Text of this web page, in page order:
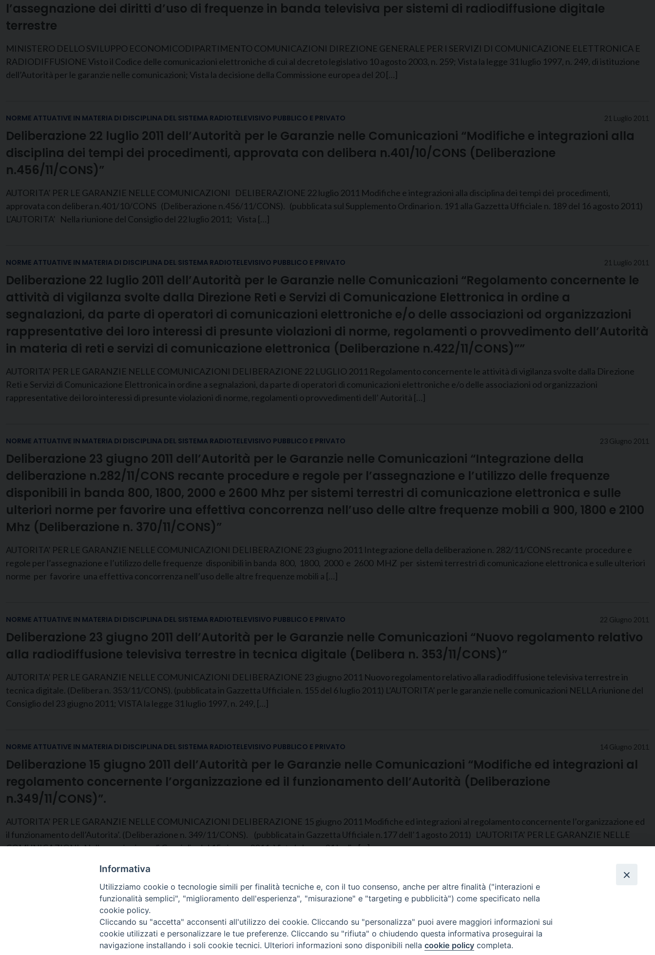
l’assegnazione dei diritti d’uso di frequenze in banda televisiva per sistemi di radiodiffusione digitale
terrestre
MINISTERO DELLO SVILUPPO ECONOMICODIPARTIMENTO COMUNICAZIONI DIREZIONE GENERALE PER I SERVIZI DI COMUNICAZIONE ELETTRONICA E
RADIODIFFUSIONE Visto il Codice delle comunicazioni elettroniche di cui al decreto legislativo 10 agosto 2003, n. 259; Vista la legge 31 luglio 1997, n. 249, di istituzione
dell’Autorità per le garanzie nelle comunicazioni; Vista la decisione della Commissione europea del 20 […]
21 Luglio 2011
NORME ATTUATIVE IN MATERIA DI DISCIPLINA DEL SISTEMA RADIOTELEVISIVO PUBBLICO E PRIVATO
Deliberazione 22 luglio 2011 dell’Autorità per le Garanzie nelle Comunicazioni “Modifiche e integrazioni alla
disciplina dei tempi dei procedimenti, approvata con delibera n.401/10/CONS (Deliberazione
n.456/11/CONS)”
AUTORITA’ PER LE GARANZIE NELLE COMUNICAZIONI DELIBERAZIONE 22 luglio 2011 Modifiche e integrazioni alla disciplina dei tempi dei procedimenti,
approvata con delibera n.401/10/CONS (Deliberazione n.456/11/CONS). (pubblicata sul Supplemento Ordinario n. 191 alla Gazzetta Ufficiale n. 189 del 16 agosto 2011)
L’AUTORITA’ Nella riunione del Consiglio del 22 luglio 2011; Vista […]
21 Luglio 2011
NORME ATTUATIVE IN MATERIA DI DISCIPLINA DEL SISTEMA RADIOTELEVISIVO PUBBLICO E PRIVATO
Deliberazione 22 luglio 2011 dell’Autorità per le Garanzie nelle Comunicazioni “Regolamento concernente le
attività di vigilanza svolte dalla Direzione Reti e Servizi di Comunicazione Elettronica in ordine a
segnalazioni, da parte di operatori di comunicazioni elettroniche e/o delle associazioni od organizzazioni
rappresentative dei loro interessi di presunte violazioni di norme, regolamenti o provvedimento dell’Autorità
in materia di reti e servizi di comunicazione elettronica (Deliberazione n.422/11/CONS)””
AUTORITA’ PER LE GARANZIE NELLE COMUNICAZIONI DELIBERAZIONE 22 LUGLIO 2011 Regolamento concernente le attività di vigilanza svolte dalla Direzione
Reti e Servizi di Comunicazione Elettronica in ordine a segnalazioni, da parte di operatori di comunicazioni elettroniche e/o delle associazioni od organizzazioni
rappresentative dei loro interessi di presunte violazioni di norme, regolamenti o provvedimenti dell’ Autorità […]
23 Giugno 2011
NORME ATTUATIVE IN MATERIA DI DISCIPLINA DEL SISTEMA RADIOTELEVISIVO PUBBLICO E PRIVATO
Deliberazione 23 giugno 2011 dell’Autorità per le Garanzie nelle Comunicazioni “Integrazione della
deliberazione n.282/11/CONS recante procedure e regole per l’assegnazione e l’utilizzo delle frequenze
disponibili in banda 800, 1800, 2000 e 2600 Mhz per sistemi terrestri di comunicazione elettronica e sulle
ulteriori norme per favorire una effettiva concorrenza nell’uso delle altre frequenze mobili a 900, 1800 e 2100
Mhz (Deliberazione n. 370/11/CONS)”
AUTORITA’ PER LE GARANZIE NELLE COMUNICAZIONI DELIBERAZIONE 23 giugno 2011 Integrazione della deliberazione n. 282/11/CONS recante procedure e
regole per l’assegnazione e l’utilizzo delle frequenze disponibili in banda 800, 1800, 2000 e 2600 MHZ per sistemi terrestri di comunicazione elettronica e sulle ulteriori
norme per favorire una effettiva concorrenza nell’uso delle altre frequenze mobili a […]
22 Giugno 2011
NORME ATTUATIVE IN MATERIA DI DISCIPLINA DEL SISTEMA RADIOTELEVISIVO PUBBLICO E PRIVATO
Deliberazione 23 giugno 2011 dell’Autorità per le Garanzie nelle Comunicazioni “Nuovo regolamento relativo
alla radiodiffusione televisiva terrestre in tecnica digitale (Delibera n. 353/11/CONS)”
AUTORITA’ PER LE GARANZIE NELLE COMUNICAZIONI DELIBERAZIONE 23 giugno 2011 Nuovo regolamento relativo alla radiodiffusione televisiva terrestre in
tecnica digitale. (Delibera n. 353/11/CONS). (pubblicata in Gazzetta Ufficiale n. 155 del 6 luglio 2011) L’AUTORITA’ per le garanzie nelle comunicazioni NELLA riunione del
Consiglio del 23 giugno 2011; VISTA la legge 31 luglio 1997, n. 249, […]
14 Giugno 2011
NORME ATTUATIVE IN MATERIA DI DISCIPLINA DEL SISTEMA RADIOTELEVISIVO PUBBLICO E PRIVATO
Deliberazione 15 giugno 2011 dell’Autorità per le Garanzie nelle Comunicazioni “Modifiche ed integrazioni al
regolamento concernente l’organizzazione ed il funzionamento dell’Autorità (Deliberazione
n.349/11/CONS)”.
AUTORITA’ PER LE GARANZIE NELLE COMUNICAZIONI DELIBERAZIONE 15 giugno 2011 Modifiche ed integrazioni al regolamento concernente l’organizzazione ed
il funzionamento dell’Autorita’. (Deliberazione n. 349/11/CONS). (pubblicata in Gazzetta Ufficiale n.177 dell’1 agosto 2011) L’AUTORITA’ PER LE GARANZIE NELLE
COMUNICAZIONI Nella sua riunione di Consiglio del 15 giugno 2011; Vista la legge 31 luglio […]
Pagine: « 1 ... 7 8 9 10 11 12 13 ... 40 »
CONTATTI
Informativa
Utilizziamo cookie o tecnologie simili per finalità tecniche e, con il tuo consenso, anche per altre finalità ("interazioni e
funzionalità semplici", "miglioramento dell'esperienza", "misurazione" e "targeting e pubblicità") come specificato nella
cookie policy.
Cliccando su "accetta" acconsenti all'utilizzo dei cookie. Cliccando su "personalizza" puoi avere maggiori informazioni sui
cookie utilizzati e personalizzare le tue preferenze. Cliccando su "rifiuta" o chiudendo questa informativa proseguirai la
navigazione installando i soli cookie tecnici. Ulteriori informazioni sono disponibili nella cookie policy completa.